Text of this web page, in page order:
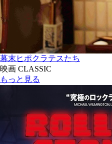
幕末ヒポクラテスたち
映画 CLASSIC
もっと見る